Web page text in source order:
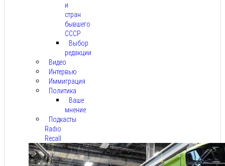
и
стран
бывшего
СССР
Выбор
редакции
Видео
Интервью
Иммиграция
Политика
Ваше
мнение
Подкасты
Radio
Recall